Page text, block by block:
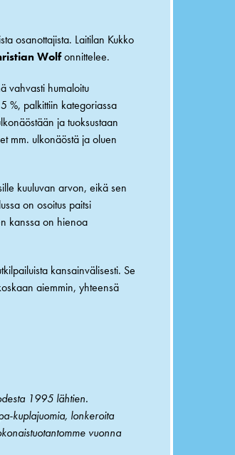
osanottajista. Laitilan Kukko
Wolfonnittelee.
vahvasti humaloitu
%, palkittiin kategoriassa
ja tuoksustaan
mm. ulkonäöstä ja oluen
kuuluvan arvon, eikä sen
on osoitus paitsi
kanssa on hienoa
kansainvälisesti. Se
aiemmin, yhteensä
1995 lähtien.
kuplajuomia, lonkeroita
vuonna